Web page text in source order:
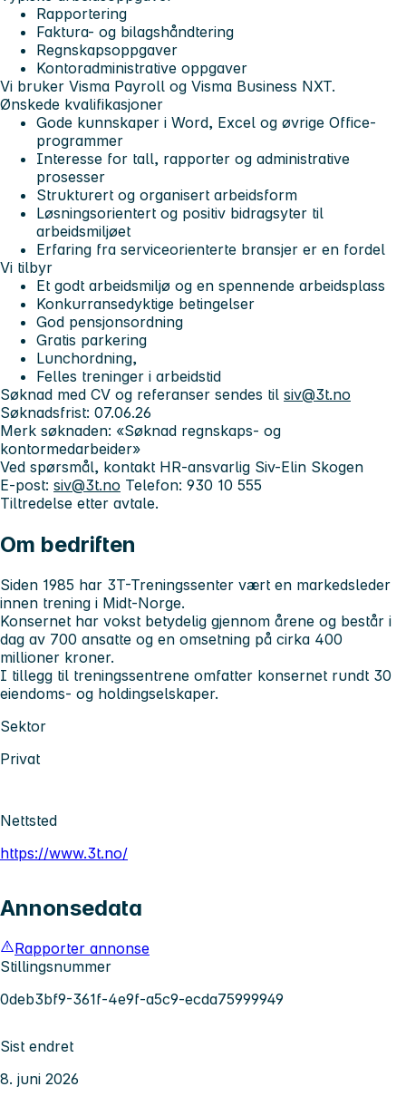
Rapportering
Faktura- og bilagshåndtering
Regnskapsoppgaver
Kontoradministrative oppgaver
Vi bruker Visma Payroll og Visma Business NXT.
Ønskede kvalifikasjoner
Gode kunnskaper i Word, Excel og øvrige Office-
programmer
Interesse for tall, rapporter og administrative
prosesser
Strukturert og organisert arbeidsform
Løsningsorientert og positiv bidragsyter til
arbeidsmiljøet
Erfaring fra serviceorienterte bransjer er en fordel
Vi tilbyr
Et godt arbeidsmiljø og en spennende arbeidsplass
Konkurransedyktige betingelser
God pensjonsordning
Gratis parkering
Lunchordning,
Felles treninger i arbeidstid
Søknad med CV og referanser sendes til siv@3t.no
Søknadsfrist: 07.06.26
Merk søknaden: «Søknad regnskaps- og
kontormedarbeider»
Ved spørsmål, kontakt HR-ansvarlig Siv-Elin Skogen
E-post: siv@3t.no Telefon: 930 10 555
Tiltredelse etter avtale.
Om bedriften
Siden 1985 har 3T-Treningssenter vært en markedsleder
innen trening i Midt-Norge.
Konsernet har vokst betydelig gjennom årene og består i
dag av 700 ansatte og en omsetning på cirka 400
millioner kroner.
I tillegg til treningssentrene omfatter konsernet rundt 30
eiendoms- og holdingselskaper.
Sektor
Privat
Nettsted
https://www.3t.no/
Annonsedata
Rapporter annonse
Stillingsnummer
0deb3bf9-361f-4e9f-a5c9-ecda75999949
Sist endret
8. juni 2026